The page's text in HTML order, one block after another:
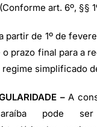
art. 6º, §§
partir de 1º de
prazo final para a
simplificado
–A
pode